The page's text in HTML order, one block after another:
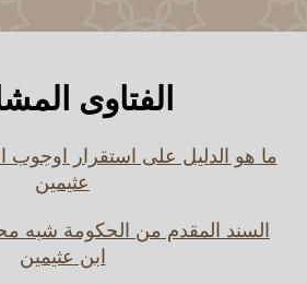
الفتاوى
ما هو الدليل على استقرار اوجوب
عثيمين
السند المقدم من الحكومة شبه
ابن عثيمين